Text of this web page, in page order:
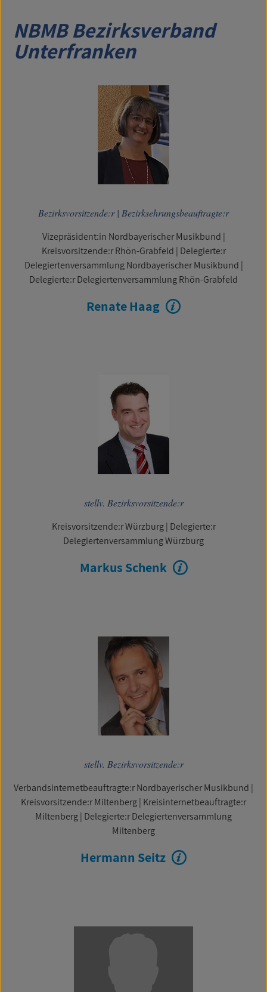
NBMB Bezirksverband
Unterfranken
Bezirksvorsitzende:r| Bezirksehrungsbeauftragte:r
Vizepräsident:in Nordbayerischer Musikbund |
Kreisvorsitzende:r Rhön-Grabfeld | Delegierte:r
Delegiertenversammlung Nordbayerischer Musikbund |
Delegierte:r Delegiertenversammlung Rhön-Grabfeld
Renate Haag
stellv. Bezirksvorsitzende:r
Kreisvorsitzende:r Würzburg| Delegierte:r
Delegiertenversammlung Würzburg
Markus Schenk
stellv. Bezirksvorsitzende:r
Verbandsinternetbeauftragte:r Nordbayerischer Musikbund |
Kreisvorsitzende:r Miltenberg| Kreisinternetbeauftragte:r
Miltenberg| Delegierte:r Delegiertenversammlung
Miltenberg
Hermann Seitz